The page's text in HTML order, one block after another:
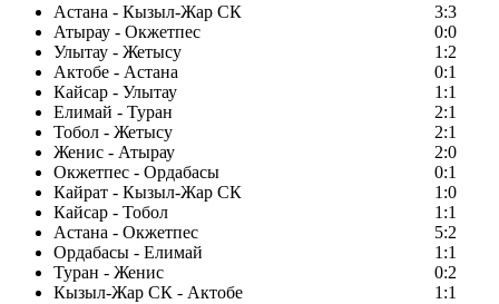
Астана - Кызыл-Жар СК
3:3
Атырау - Окжетпес
0:0
Улытау - Жетысу
1:2
Актобе - Астана
0:1
Кайсар - Улытау
1:1
Елимай - Туран
2:1
Тобол - Жетысу
2:1
Женис - Атырау
2:0
Окжетпес - Ордабасы
0:1
Кайрат - Кызыл-Жар СК
1:0
Кайсар - Тобол
1:1
Астана - Окжетпес
5:2
Ордабасы - Елимай
1:1
Туран - Женис
0:2
Кызыл-Жар СК - Актобе
1:1